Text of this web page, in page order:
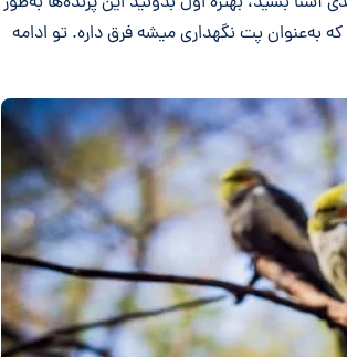
به‌عنوان پت نگهداری میشه فرق داره. تو ادامه